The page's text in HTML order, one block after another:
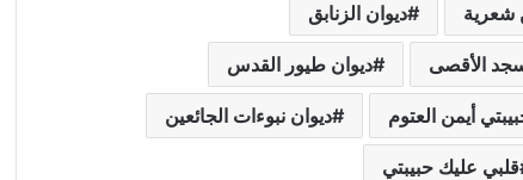
شعرية ديوان الزنابق
الأقصى ديوان طيور القدس
أيمن العتوم ديوان نبوءات الجائعين
قلبي عليك حبيبتي